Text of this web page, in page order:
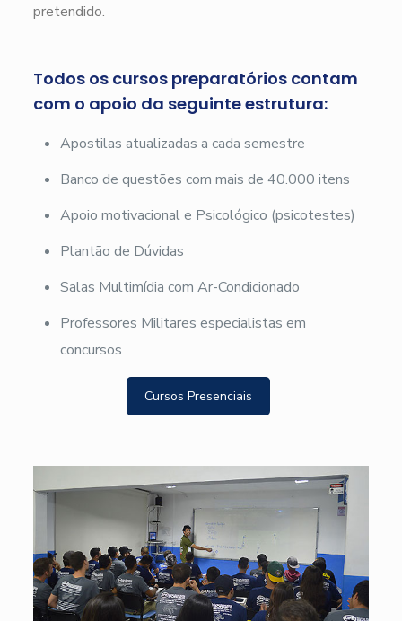
pretendido.
Todos os cursos preparatórios contam
com o apoio da seguinte estrutura:
Apostilas atualizadas a cada semestre
Banco de questões com mais de 40.000 itens
Apoio motivacional e Psicológico (psicotestes)
Plantão de Dúvidas
Salas Multimídia com Ar-Condicionado
Professores Militares especialistas em
concursos
Cursos Presenciais